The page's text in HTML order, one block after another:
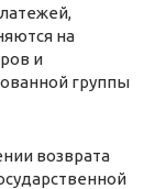
на
и
группы
возврата